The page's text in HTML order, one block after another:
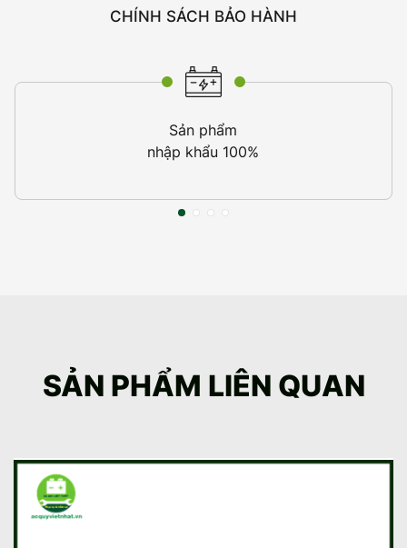
CHÍNH SÁCH BẢO HÀNH
Sản phẩm
nhập khẩu 100%
SẢN PHẨM LIÊN QUAN